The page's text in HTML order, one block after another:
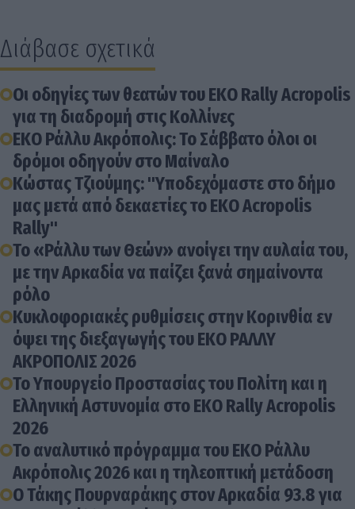
Διάβασε σχετικά
Οι οδηγίες των θεατών του EKO Rally Acropolis
για τη διαδρομή στις Κολλίνες
ΕΚΟ Ράλλυ Ακρόπολις: Το Σάββατο όλοι οι
δρόμοι οδηγούν στο Μαίναλο
Κώστας Τζιούμης: "Υποδεχόμαστε στο δήμο
μας μετά από δεκαετίες το EKO Acropolis
Rally"
Το «Ράλλυ των Θεών» ανοίγει την αυλαία του,
με την Αρκαδία να παίζει ξανά σημαίνοντα
ρόλο
Κυκλοφοριακές ρυθμίσεις στην Κορινθία εν
όψει της διεξαγωγής του ΕΚΟ ΡΑΛΛΥ
ΑΚΡΟΠΟΛΙΣ 2026
Το Υπουργείο Προστασίας του Πολίτη και η
Ελληνική Αστυνομία στο EKO Rally Acropolis
2026
Το αναλυτικό πρόγραμμα του ΕΚΟ Ράλλυ
Ακρόπολις 2026 και η τηλεοπτική μετάδοση
Ο Τάκης Πουρναράκης στον Αρκαδία 93.8 για